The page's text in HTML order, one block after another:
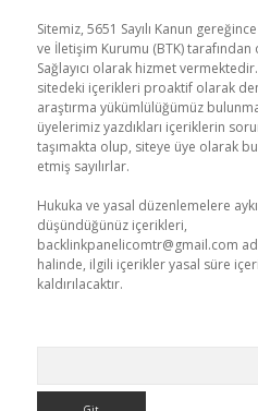
Sitemiz, 5651 Sayılı Kanun
ve İletişim Kurumu (BTK) tarafından
Sağlayıcı olarak hizmet
sitedeki içerikleri proaktif olarak
araştırma yükümlülüğümüz
üyelerimiz yazdıkları içeriklerin
taşımakta olup, siteye üye olarak
etmiş sayılırlar.
Hukuka ve yasal düzenlemelere
düşündüğünüz içerikleri,
backlinkpanelicomtr@gmail.com
halinde, ilgili içerikler yasal süre
kaldırılacaktır.